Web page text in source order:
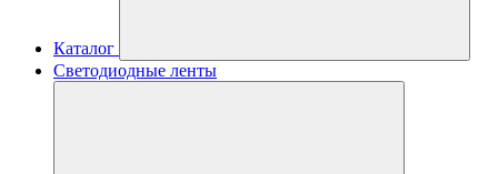
Каталог
Светодиодные ленты